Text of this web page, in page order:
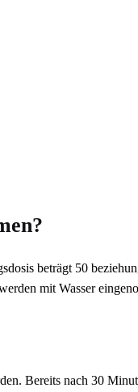
beträgt 50
mit Wasser
Bereits nach 30